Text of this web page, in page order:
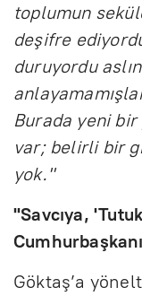
toplumun
deşifre
duruyordu
Burada yeni
var; belirli bir
yok."
"Savcıya,
Göktaş’a